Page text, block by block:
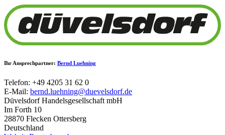
Ihr Ansprechpartner: Bernd Luehning
Telefon: +49 4205 31 62 0
E-Mail: bernd.luehning@duevelsdorf.de
Düvelsdorf Handelsgesellschaft mbH
Im Forth 10
28870 Flecken Ottersberg
Deutschland